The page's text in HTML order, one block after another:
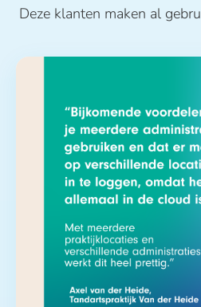
Deze klanten maken al